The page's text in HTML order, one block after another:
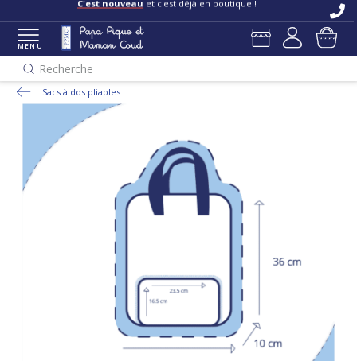
C'est nouveau et c'est déjà en boutique !
MENU
Recherche
Sacs à dos pliables